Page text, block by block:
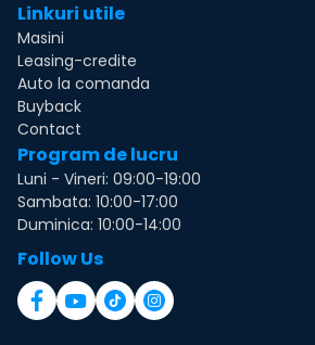
Linkuri utile
Masini
Leasing-credite
Auto la comanda
Buyback
Contact
Program de lucru
Luni - Vineri: 09:00-19:00
Sambata: 10:00-17:00
Duminica: 10:00-14:00
Follow Us